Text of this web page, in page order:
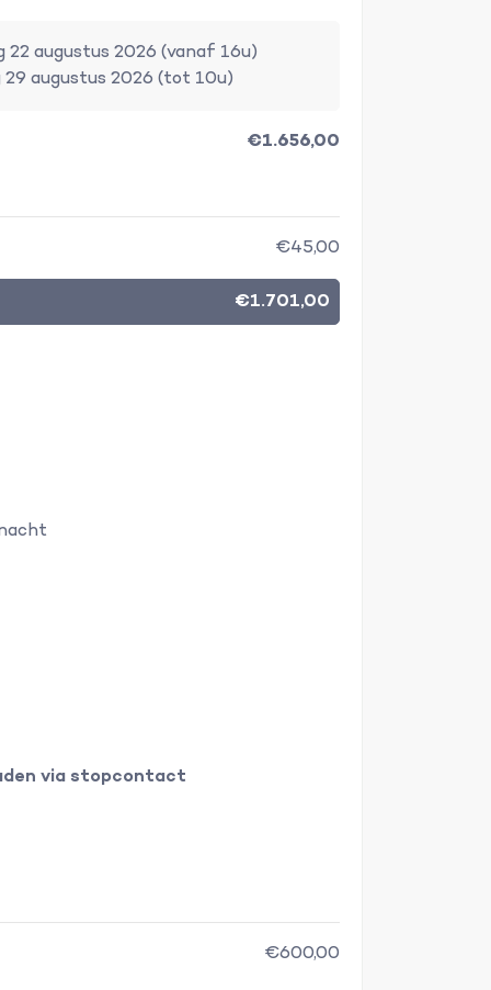
22 augustus 2026 (vanaf 16u)
augustus 2026 (tot 10u)
€1.656,00
€45,00
€1.701,00
via stopcontact
€600,00